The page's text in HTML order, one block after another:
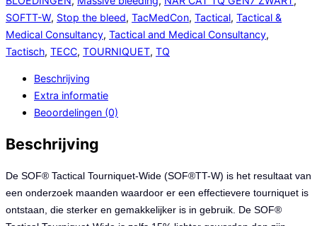
-
zwart
hoeveelheid
SOFTT-W, Stop the bleed, TacMedCon, Tactical, Tactical &
Medical Consultancy, Tactical and Medical Consultancy,
Tactisch, TECC, TOURNIQUET, TQ
Beschrijving
Extra informatie
Beoordelingen (0)
Beschrijving
De SOF® Tactical Tourniquet-Wide (SOF®TT-W) is het resultaat van
een onderzoek maanden waardoor er een effectievere tourniquet is
ontstaan, die sterker en gemakkelijker is in gebruik. De SOF®